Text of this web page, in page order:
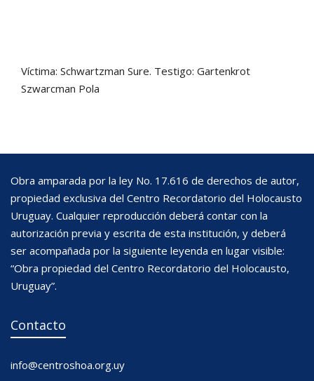
Víctima: Schwartzman Sure. Testigo: Gartenkrot
Szwarcman Pola
Obra amparada por la ley No. 17.616 de derechos de autor,
propiedad exclusiva del Centro Recordatorio del Holocausto
Uruguay. Cualquier reproducción deberá contar con la
autorización previa y escrita de esta institución, y deberá
ser acompañada por la siguiente leyenda en lugar visible:
“Obra propiedad del Centro Recordatorio del Holocausto,
Uruguay”.
Contacto
info@centroshoa.org.uy